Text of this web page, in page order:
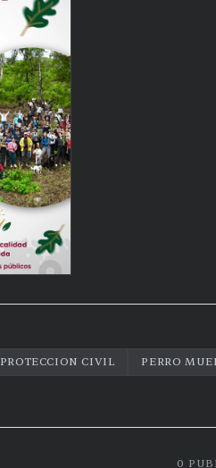
PROTECCION CIVIL
PERRO
0